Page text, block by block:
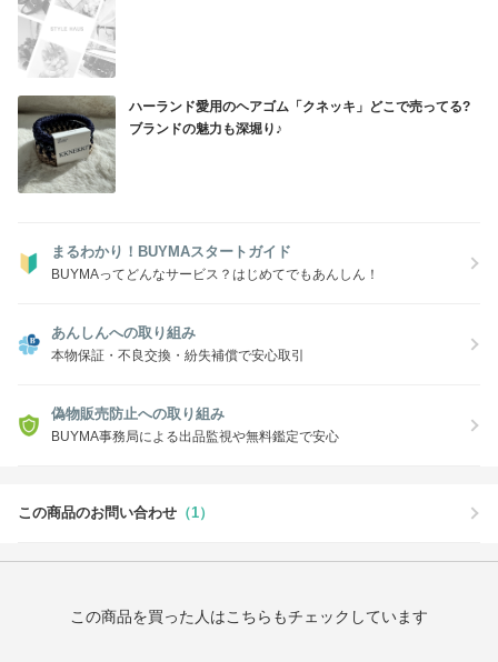
ハーランド愛用のヘアゴム「クネッキ」どこで売ってる?
ブランドの魅力も深堀り♪
まるわかり！BUYMAスタートガイド
BUYMAってどんなサービス？はじめてでもあんしん！
あんしんへの取り組み
本物保証・不良交換・紛失補償で安心取引
偽物販売防止への取り組み
BUYMA事務局による出品監視や無料鑑定で安心
この商品のお問い合わせ （1）
この商品を買った人はこちらもチェックしています